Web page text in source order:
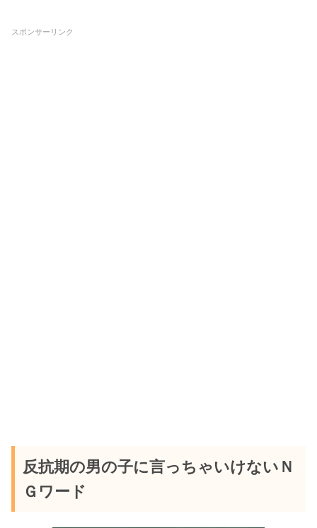
スポンサーリンク
反抗期の男の子に言っちゃいけないＮ
Ｇワード